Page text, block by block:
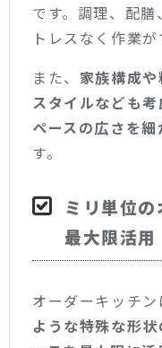
です。調理、配
トレスなく作業
また、 家族構成
スタイルなども
ペースの広さを
す。
ミリ単位
最大限活用
オーダーキッチン
ような特殊な形